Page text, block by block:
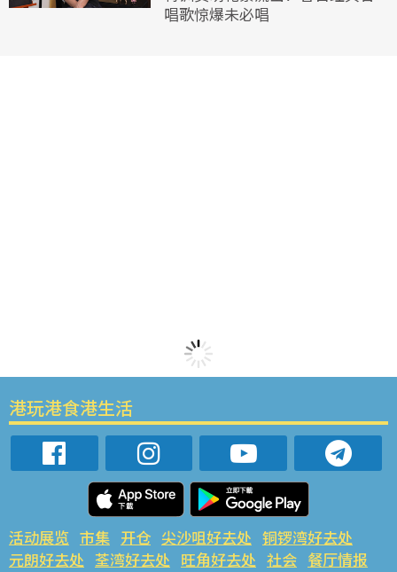
唱歌惊爆未必唱
港玩港食港生活
活动展览 市集 开仓 尖沙咀好去处 铜锣湾好去处
元朗好去处 荃湾好去处 旺角好去处 社会 餐厅情报